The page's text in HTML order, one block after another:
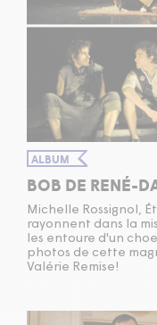
ALBUM
BOB DE RENÉ-
Michelle Rossignol,
rayonnent dans la
les entoure d'un
photos de cette
Valérie Remise!